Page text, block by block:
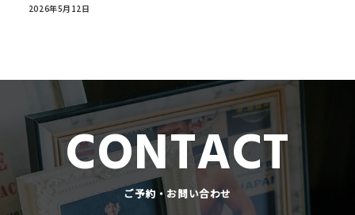
2026年5月12日
CONTACT
ご予約・お問い合わせ